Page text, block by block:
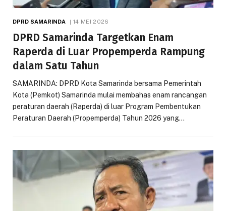
DPRD SAMARINDA 14 MEI 2026
DPRD Samarinda Targetkan Enam
Raperda di Luar Propemperda Rampung
dalam Satu Tahun
SAMARINDA: DPRD Kota Samarinda bersama Pemerintah
Kota (Pemkot) Samarinda mulai membahas enam rancangan
peraturan daerah (Raperda) di luar Program Pembentukan
Peraturan Daerah (Propemperda) Tahun 2026 yang…